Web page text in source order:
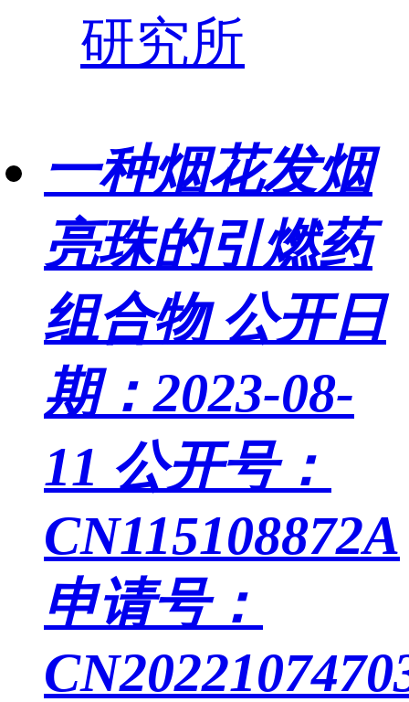
研究所
一种烟花发烟
亮珠的引燃药
组合物 公开日
期：2023-08-
11 公开号：
CN115108872A
申请号：